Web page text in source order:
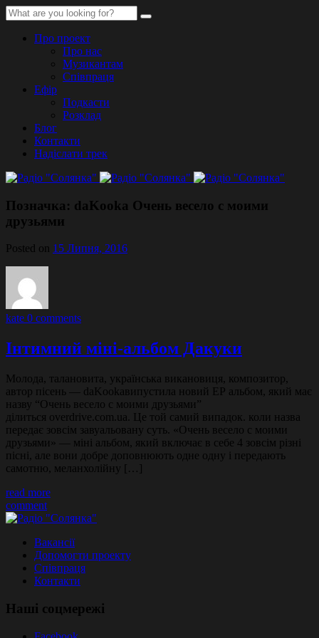
Про проект
Про нас
Музикантам
Співпраця
Ефір
Подкасти
Розклад
Блог
Контакти
Надіслати трек
Позначка: daKooka Очень весело с моими
друзьями
Posted on 15 Липня, 2016
kate 0 comments
Інтимний міні-альбом Дакуки
Молода, талановита, українська викановиця, композитор,
автор пісень — daKookaвипустила новий ЕР альбом, який має
назву “Очень весело с моими друзьями”
ділиться overdrive.com.ua. Це той самий випадок. коли назва
передає зовсім завуальовану суть. «Очень весело с моими
друзьями» — міні альбом, який включає в себе 4 зовсім різні
пісні, але вони добре доповнюють одне одну і передають
самотню, меланхолійну […]
read more
comment
Вакансії
Допомогти проекту
Співпраця
Контакти
Наші соцмережі